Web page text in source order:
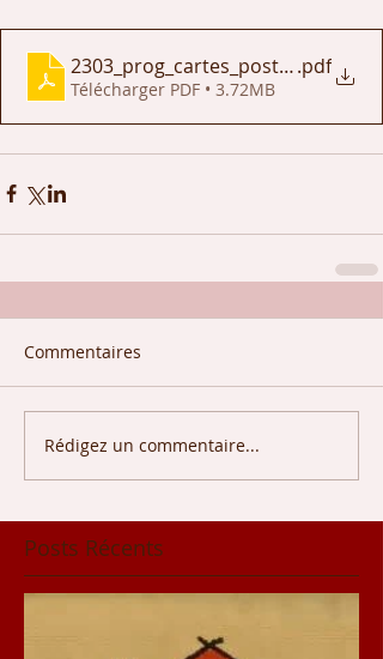
.pdf
Télécharger PDF • 3.72MB
Commentaires
Rédigez un commentaire...
Posts Récents